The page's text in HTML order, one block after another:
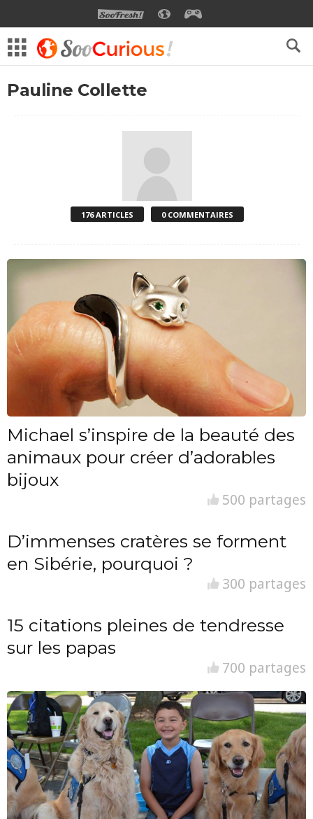
SOOFRESHSOOCURIOUS
Pauline Collette
176 ARTICLES 0 COMMENTAIRES
Michael s’inspire de la beauté des
animaux pour créer d’adorables
bijoux
500 partages
D’immenses cratères se forment
en Sibérie, pourquoi ?
300 partages
15 citations pleines de tendresse
sur les papas
700 partages